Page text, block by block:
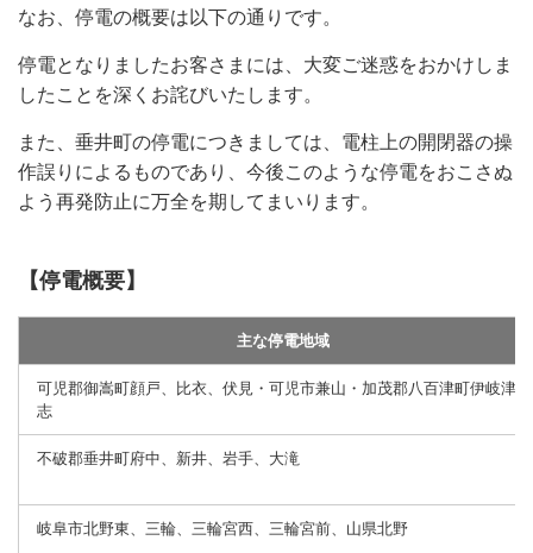
なお、停電の概要は以下の通りです。
停電となりましたお客さまには、大変ご迷惑をおかけしま
したことを深くお詫びいたします。
また、垂井町の停電につきましては、電柱上の開閉器の操
作誤りによるものであり、今後このような停電をおこさぬ
よう再発防止に万全を期してまいります。
【停電概要】
主な停電地域
可児郡御嵩町顔戸、比衣、伏見・可児市兼山・加茂郡八百津町伊岐津
志
不破郡垂井町府中、新井、岩手、大滝
岐阜市北野東、三輪、三輪宮西、三輪宮前、山県北野